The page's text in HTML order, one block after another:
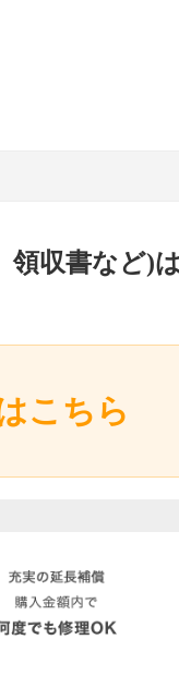
領収書など)は
こちら